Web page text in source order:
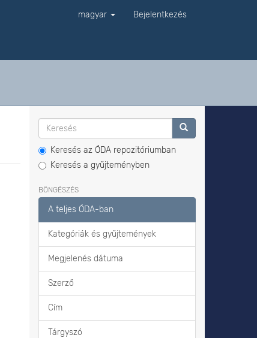
magyar Bejelentkezés
Keresés az ÓDA repozitóriumban
Keresés a gyűjteményben
BÖNGÉSZÉS
A teljes ÓDA-ban
Kategóriák és gyűjtemények
Megjelenés dátuma
Szerző
Cím
Tárgyszó